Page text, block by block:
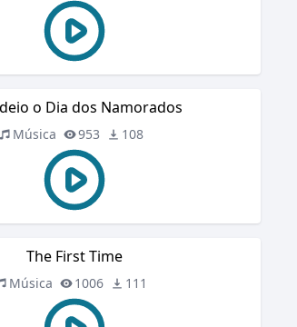
o Dia dos Namorados
Música 953 108
The First Time
Música 1006 111